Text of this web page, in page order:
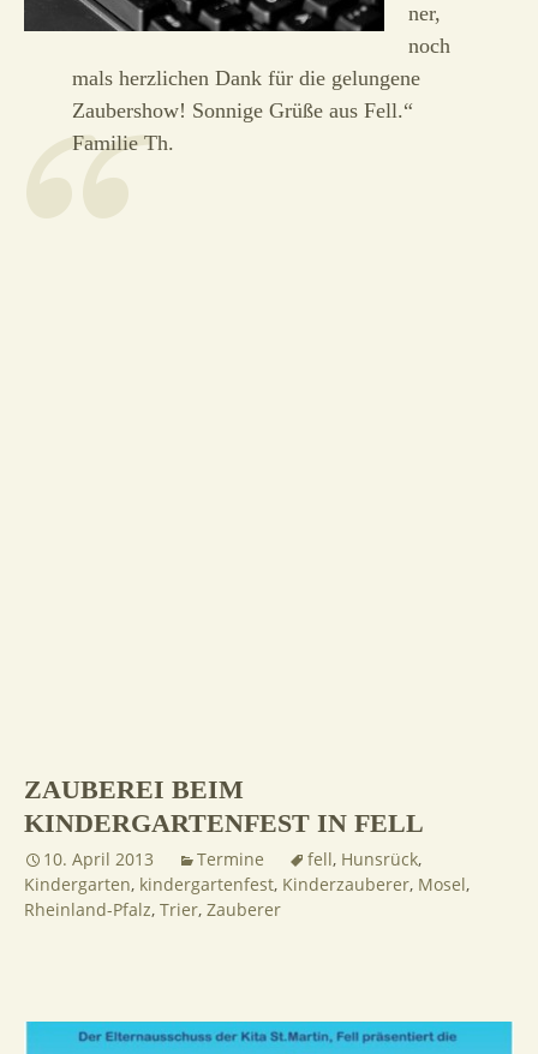
ner,
noch
mals herzlichen Dank für die gelungene
Zaubershow! Sonnige Grüße aus Fell.“
Familie Th.
ZAUBEREI BEIM
KINDERGARTENFEST IN FELL
10. April 2013 Termine fell, Hunsrück,
Kindergarten, kindergartenfest, Kinderzauberer, Mosel,
Rheinland-Pfalz, Trier, Zauberer